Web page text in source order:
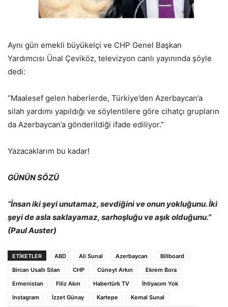
Aynı gün emekli büyükelçi ve CHP Genel Başkan
Yardımcısı Ünal Çeviköz, televizyon canlı yayınında şöyle
dedi:
“Maalesef gelen haberlerde, Türkiye’den Azerbaycan’a
silah yardımı yapıldığı ve söylentilere göre cihatçı grupların
da Azerbaycan’a gönderildiği ifade ediliyor.”
Yazacaklarım bu kadar!
GÜNÜN SÖZÜ
“İnsan iki şeyi unutamaz, sevdiğini ve onun yokluğunu. İki
şeyi de asla saklayamaz, sarhoşluğu ve aşık olduğunu.”
(Paul Auster)
ETİKETLER ABD Ali Sunal Azerbaycan
Billboard
Bircan Usallı Silan
CHP Cüneyt Arkın
Ekrem Bora
Ermenistan
Filiz Akın Habertürk TV
İhtiyacım Yok
Instagram
İzzet Günay Kartepe
Kemal Sunal